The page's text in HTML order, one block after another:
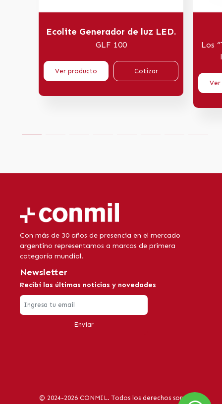
Ecolite Generador de luz LED.
GLF 100
Ver producto Cotizar
Los
Con más de 30 años de presencia en el mercado
argentino representamos a marcas de primera
categoría mundial.
Newsletter
Recibí las últimas noticias y novedades
Enviar
© 2024-2026 CONMIL. Todos los derechos son